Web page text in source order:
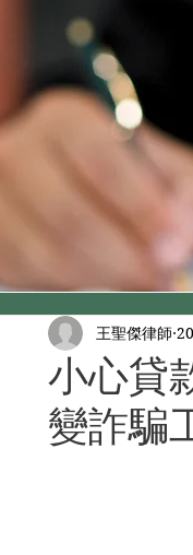
小心貸
變詐騙
王聖傑律師